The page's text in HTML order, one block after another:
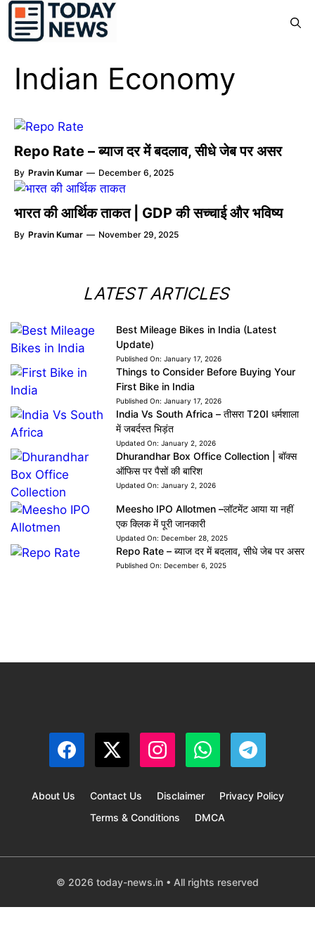
Skip
content
Indian Economy
Repo Rate – ब्याज दर में बदलाव, सीधे जेब पर असर
By Pravin Kumar — December 6, 2025
भारत की आर्थिक ताकत | GDP की सच्चाई और भविष्य
By Pravin Kumar — November 29, 2025
LATEST ARTICLES
Best Mileage Bikes in India (Latest
Update)
Published On: January 17, 2026
Things to Consider Before Buying Your
First Bike in India
Published On: January 17, 2026
India Vs South Africa – तीसरा T20I धर्मशाला
में जबर्दस्त भिड़ंत
Updated On: January 2, 2026
Dhurandhar Box Office Collection | बॉक्स
ऑफिस पर पैसों की बारिश
Updated On: January 2, 2026
Meesho IPO Allotmen –लॉटमेंट आया या नहीं
एक क्लिक में पूरी जानकारी
Updated On: December 28, 2025
Repo Rate – ब्याज दर में बदलाव, सीधे जेब पर असर
Published On: December 6, 2025
About Us Contact Us Disclaimer
Privacy Policy
Terms & Conditions
DMCA
© 2026 today-news.in • All rights reserved